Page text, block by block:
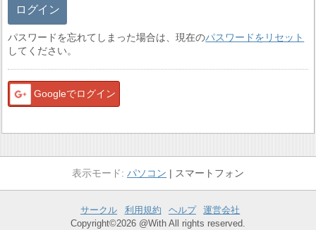
ログイン
パスワードを忘れてしまった場合は、現在のパスワードをリセット
してください。
Googleでログイン
パソコン スマートフォン
サークル 利用規約 ヘルプ
運営会社
Copyright©2026 @With All rights reserved.